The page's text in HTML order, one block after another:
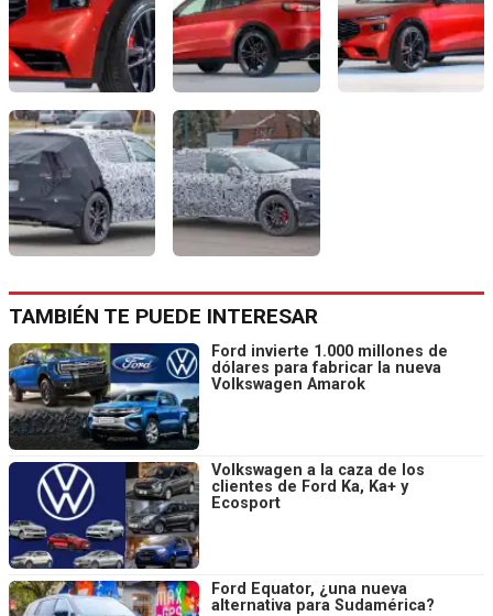
TAMBIÉN TE PUEDE INTERESAR
Ford invierte 1.000 millones de
dólares para fabricar la nueva
Volkswagen Amarok
Volkswagen a la caza de los
clientes de Ford Ka, Ka+ y
Ecosport
Ford Equator, ¿una nueva
alternativa para Sudamérica?